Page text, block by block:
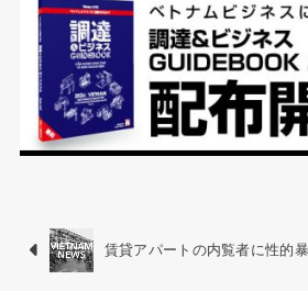
賃貸アパートの内覧者に性的